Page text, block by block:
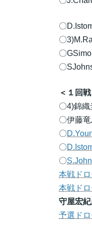
〇
〇
〇
〇
＜１回戦
〇4)錦
〇伊藤
〇
〇
〇
本戦ド
本戦ド
守屋宏紀
予選ドロ